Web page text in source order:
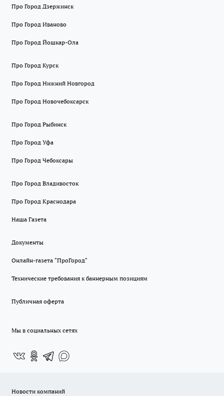
Про Город Дзержинск
Про Город Иваново
Про Город Йошкар-Ола
Про Город Курск
Про Город Нижний Новгород
Про Город Новочебоксарск
Про Город Рыбинск
Про Город Уфа
Про Город Чебоксары
Про Город Владивосток
Про Город Краснодара
Наша Газета
Документы
Онлайн-газета "ПроГород"
Технические требования к баннерным позициям
Публичная оферта
Мы в социальных сетях
Новости компаний